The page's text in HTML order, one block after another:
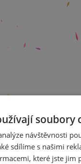
op. 23
soubory
návštěvnosti
sdílíme s našimi
které jste jim